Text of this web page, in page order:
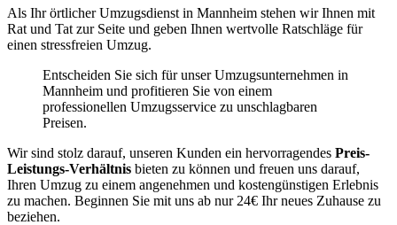
Als Ihr örtlicher Umzugsdienst in Mannheim stehen wir Ihnen mit
Rat und Tat zur Seite und geben Ihnen wertvolle Ratschläge für
einen stressfreien Umzug.
Entscheiden Sie sich für unser Umzugsunternehmen in
Mannheim und profitieren Sie von einem
professionellen Umzugsservice zu unschlagbaren
Preisen.
Wir sind stolz darauf, unseren Kunden ein hervorragendes Preis-
Leistungs-Verhältnis bieten zu können und freuen uns darauf,
Ihren Umzug zu einem angenehmen und kostengünstigen Erlebnis
zu machen. Beginnen Sie mit uns ab nur 24€ Ihr neues Zuhause zu
beziehen.